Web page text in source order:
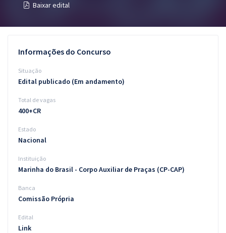
Questões grátis
Conteúdo gratuito
Aprovados
Atendimento
Baixar edital
Informações do Concurso
Situação
Edital publicado (Em andamento)
Total de vagas
400+CR
Estado
Nacional
Instituição
Marinha do Brasil - Corpo Auxiliar de Praças (CP-CAP)
Banca
Comissão Própria
Edital
Link